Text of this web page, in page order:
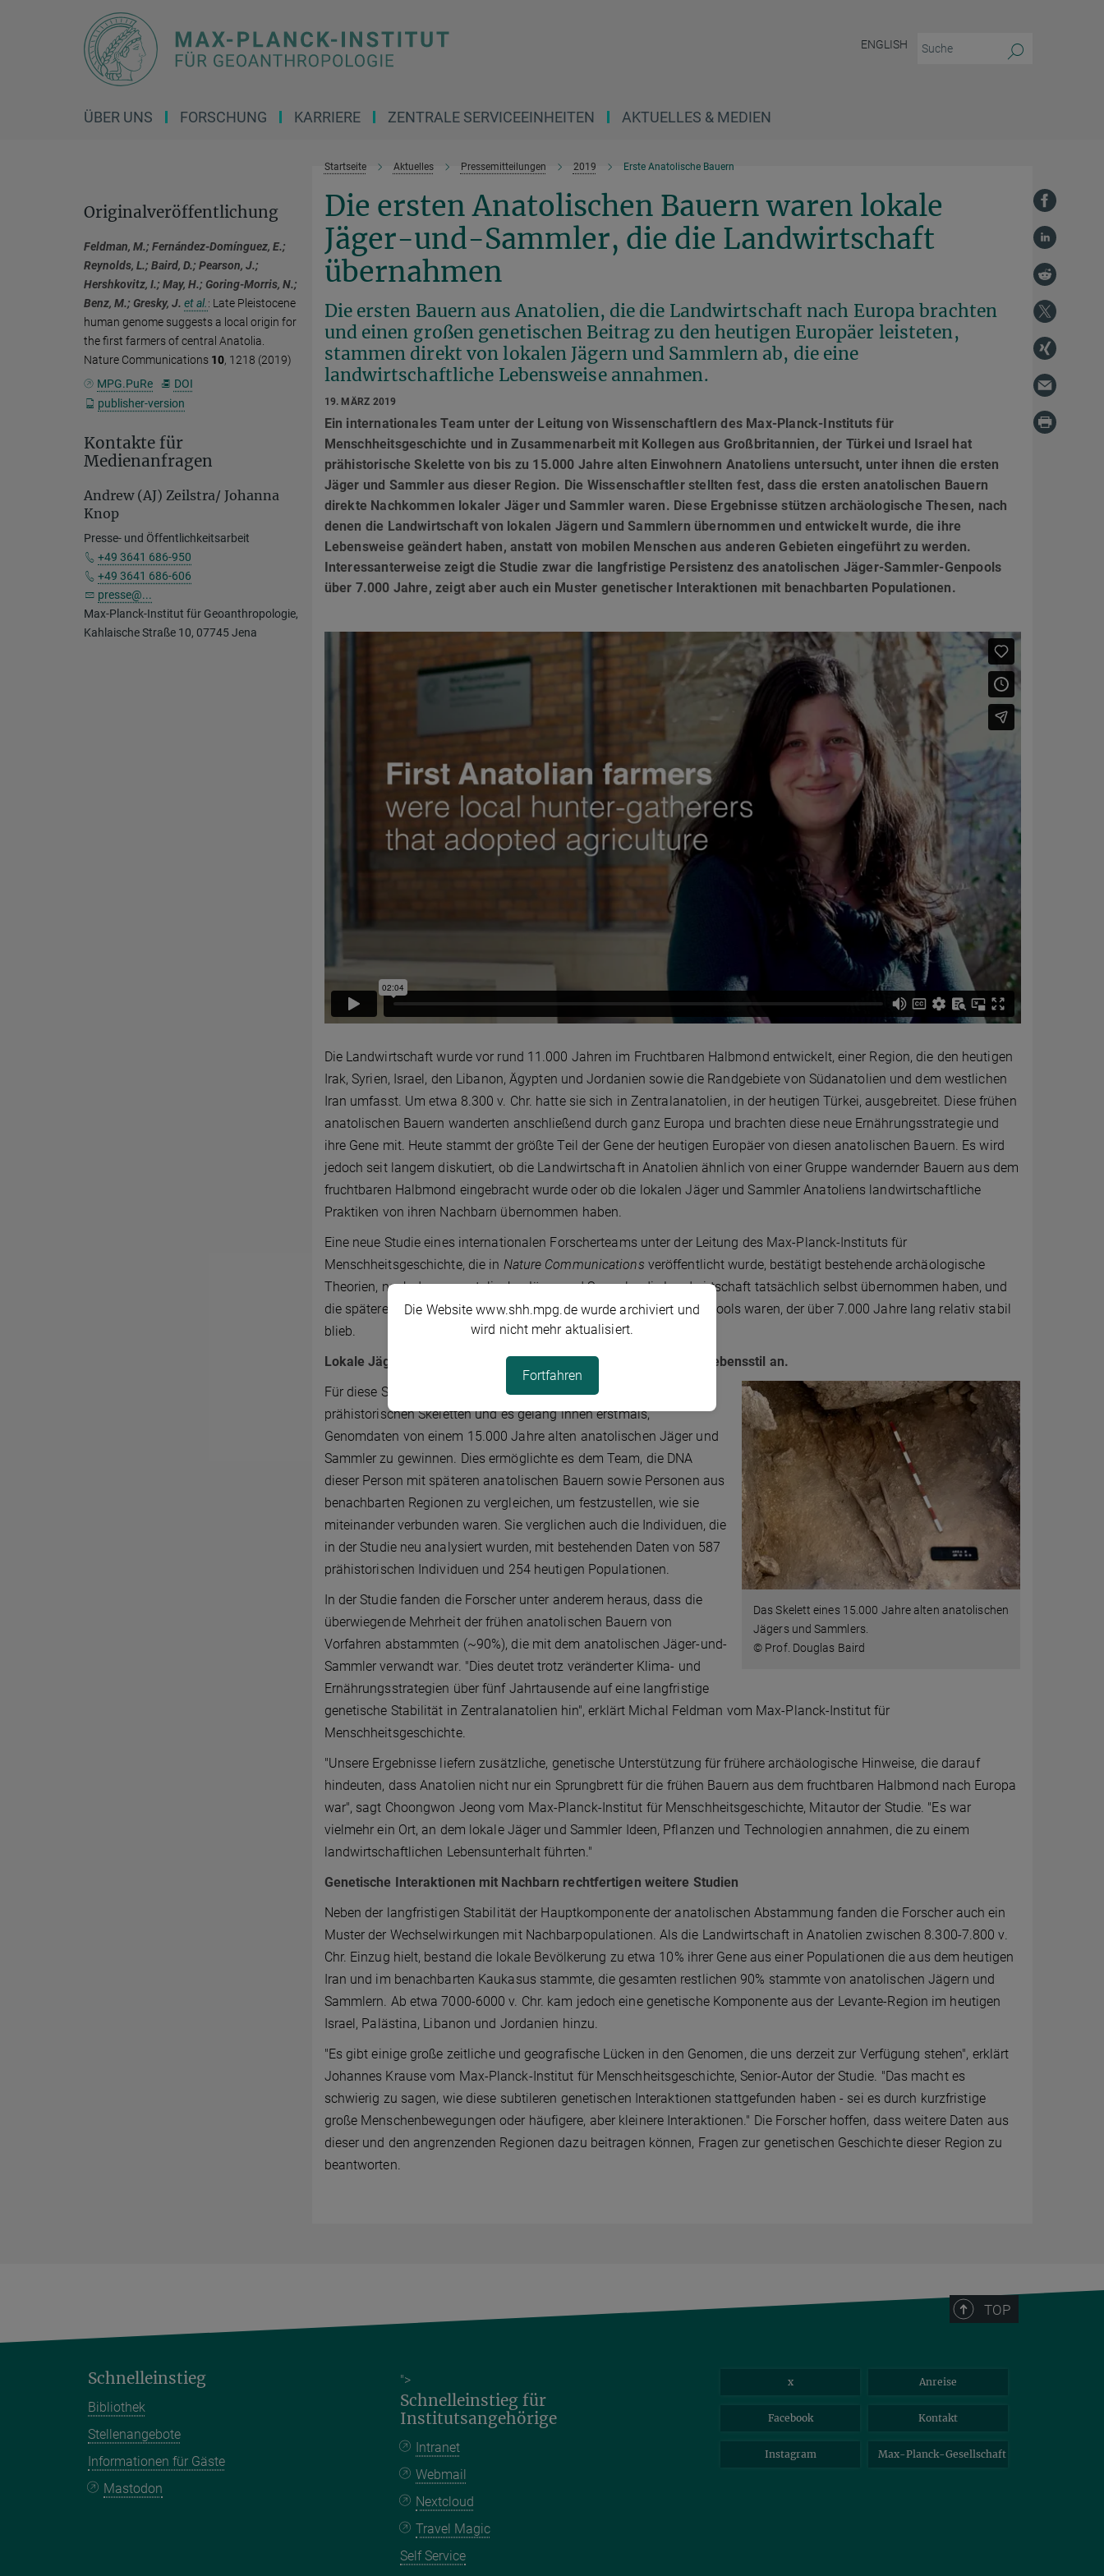
ENGLISH
ÜBER UNS FORSCHUNG KARRIERE ZENTRALE SERVICEEINHEITEN AKTUELLES & MEDIEN
Startseite Aktuelles Pressemitteilungen 2019 Erste Anatolische Bauern
Die ersten Anatolischen Bauern waren lokale
Jäger-und-Sammler, die die Landwirtschaft
übernahmen
Die ersten Bauern aus Anatolien, die die Landwirtschaft nach Europa brachten
und einen großen genetischen Beitrag zu den heutigen Europäer leisteten,
stammen direkt von lokalen Jägern und Sammlern ab, die eine
landwirtschaftliche Lebensweise annahmen.
19. MÄRZ 2019
Ein internationales Team unter der Leitung von Wissenschaftlern des Max-Planck-Instituts für
Menschheitsgeschichte und in Zusammenarbeit mit Kollegen aus Großbritannien, der Türkei und Israel hat
prähistorische Skelette von bis zu 15.000 Jahre alten Einwohnern Anatoliens untersucht, unter ihnen die ersten
Jäger und Sammler aus dieser Region. Die Wissenschaftler stellten fest, dass die ersten anatolischen Bauern
direkte Nachkommen lokaler Jäger und Sammler waren. Diese Ergebnisse stützen archäologische Thesen, nach
denen die Landwirtschaft von lokalen Jägern und Sammlern übernommen und entwickelt wurde, die ihre
Lebensweise geändert haben, anstatt von mobilen Menschen aus anderen Gebieten eingeführt zu werden.
Interessanterweise zeigt die Studie zwar die langfristige Persistenz des anatolischen Jäger-Sammler-Genpools
über 7.000 Jahre, zeigt aber auch ein Muster genetischer Interaktionen mit benachbarten Populationen.
Die Landwirtschaft wurde vor rund 11.000 Jahren im Fruchtbaren Halbmond entwickelt, einer Region, die den heutigen
Irak, Syrien, Israel, den Libanon, Ägypten und Jordanien sowie die Randgebiete von Südanatolien und dem westlichen
Iran umfasst. Um etwa 8.300 v. Chr. hatte sie sich in Zentralanatolien, in der heutigen Türkei, ausgebreitet. Diese frühen
anatolischen Bauern wanderten anschließend durch ganz Europa und brachten diese neue Ernährungsstrategie und
ihre Gene mit. Heute stammt der größte Teil der Gene der heutigen Europäer von diesen anatolischen Bauern. Es wird
jedoch seit langem diskutiert, ob die Landwirtschaft in Anatolien ähnlich von einer Gruppe wandernder Bauern aus dem
fruchtbaren Halbmond eingebracht wurde oder ob die lokalen Jäger und Sammler Anatoliens landwirtschaftliche
Praktiken von ihren Nachbarn übernommen haben.
Eine neue Studie eines internationalen Forscherteams unter der Leitung des Max-Planck-Instituts für
Menschheitsgeschichte, die in Nature Communications veröffentlicht wurde, bestätigt bestehende archäologische
Theorien, nach denen anatolische Jäger und Sammler die Landwirtschaft tatsächlich selbst übernommen haben, und
die späteren anatolischen Bauern direkte Nachkommen eines Genpools waren, der über 7.000 Jahre lang relativ stabil
blieb.
Lokale Jäger und Sammler nahmen einen landwirtschaftlichen Lebensstil an.
Das Skelett eines 15.000 Jahre alten anatolischen
Jägers und Sammlers.
© Prof. Douglas Baird
Für diese Studie analysierten die Forscher die alte DNA von 8
prähistorischen Skeletten und es gelang ihnen erstmals,
Genomdaten von einem 15.000 Jahre alten anatolischen Jäger und
Sammler zu gewinnen. Dies ermöglichte es dem Team, die DNA
dieser Person mit späteren anatolischen Bauern sowie Personen aus
benachbarten Regionen zu vergleichen, um festzustellen, wie sie
miteinander verbunden waren. Sie verglichen auch die Individuen, die
in der Studie neu analysiert wurden, mit bestehenden Daten von 587
prähistorischen Individuen und 254 heutigen Populationen.
In der Studie fanden die Forscher unter anderem heraus, dass die
überwiegende Mehrheit der frühen anatolischen Bauern von
Vorfahren abstammten (~90%), die mit dem anatolischen Jäger-und-
Sammler verwandt war. "Dies deutet trotz veränderter Klima- und
Ernährungsstrategien über fünf Jahrtausende auf eine langfristige
genetische Stabilität in Zentralanatolien hin", erklärt Michal Feldman vom Max-Planck-Institut für
Menschheitsgeschichte.
"Unsere Ergebnisse liefern zusätzliche, genetische Unterstützung für frühere archäologische Hinweise, die darauf
hindeuten, dass Anatolien nicht nur ein Sprungbrett für die frühen Bauern aus dem fruchtbaren Halbmond nach Europa
war", sagt Choongwon Jeong vom Max-Planck-Institut für Menschheitsgeschichte, Mitautor der Studie. "Es war
vielmehr ein Ort, an dem lokale Jäger und Sammler Ideen, Pflanzen und Technologien annahmen, die zu einem
landwirtschaftlichen Lebensunterhalt führten."
Genetische Interaktionen mit Nachbarn rechtfertigen weitere Studien
Neben der langfristigen Stabilität der Hauptkomponente der anatolischen Abstammung fanden die Forscher auch ein
Muster der Wechselwirkungen mit Nachbarpopulationen. Als die Landwirtschaft in Anatolien zwischen 8.300-7.800 v.
Chr. Einzug hielt, bestand die lokale Bevölkerung zu etwa 10% ihrer Gene aus einer Populationen die aus dem heutigen
Iran und im benachbarten Kaukasus stammte, die gesamten restlichen 90% stammte von anatolischen Jägern und
Sammlern. Ab etwa 7000-6000 v. Chr. kam jedoch eine genetische Komponente aus der Levante-Region im heutigen
Israel, Palästina, Libanon und Jordanien hinzu.
"Es gibt einige große zeitliche und geografische Lücken in den Genomen, die uns derzeit zur Verfügung stehen", erklärt
Johannes Krause vom Max-Planck-Institut für Menschheitsgeschichte, Senior-Autor der Studie. "Das macht es
schwierig zu sagen, wie diese subtileren genetischen Interaktionen stattgefunden haben - sei es durch kurzfristige
große Menschenbewegungen oder häufigere, aber kleinere Interaktionen." Die Forscher hoffen, dass weitere Daten aus
dieser und den angrenzenden Regionen dazu beitragen können, Fragen zur genetischen Geschichte dieser Region zu
beantworten.
Originalveröffentlichung
Feldman, M.; Fernández-Domínguez, E.;
Reynolds, L.; Baird, D.; Pearson, J.;
Hershkovitz, I.; May, H.; Goring-Morris, N.;
Benz, M.; Gresky, J. et al.: Late Pleistocene
human genome suggests a local origin for
the first farmers of central Anatolia.
Nature Communications 10, 1218 (2019)
MPG.PuRe
DOI
publisher-version
Kontakte für
Medienanfragen
Andrew (AJ) Zeilstra/ Johanna
Knop
Presse- und Öffentlichkeitsarbeit
+49 3641 686-950
+49 3641 686-606
presse@...
Max-Planck-Institut für Geoanthropologie,
Kahlaische Straße 10, 07745 Jena
TOP
Schnelleinstieg
Bibliothek
Stellenangebote
Informationen für Gäste
Mastodon
">
Schnelleinstieg für
Institutsangehörige
Intranet
Webmail
Nextcloud
Travel Magic
Self Service
x Anreise
Facebook Kontakt
Instagram Max-Planck-Gesellschaft
Die Website www.shh.mpg.de wurde archiviert und
wird nicht mehr aktualisiert.
Fortfahren